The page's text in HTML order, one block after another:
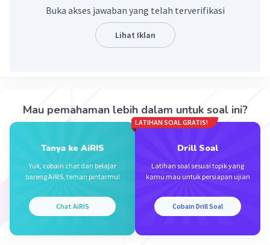
Beri Rating·0.0(0) Balas
Iklan
Buka akses jawaban yang telah terverifikasi
Lihat Iklan
Mau pemahaman lebih dalam untuk soal ini?
Tanya ke AiRIS
Yuk, cobain chat dan belajar
bareng AiRIS, teman pintarmu!
Chat AiRIS
LATIHAN SOAL GRATIS!
Drill Soal
Latihan soal sesuai topik yang
kamu mau untuk persiapan ujian
Cobain Drill Soal